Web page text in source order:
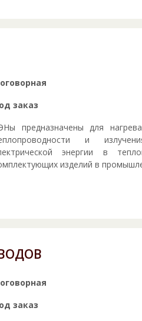
заказ
предназначены для
и
энергии в
изделий в
заказ